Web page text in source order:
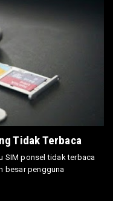
Tidak Terbaca
SIM ponsel tidak terbaca
besar pengguna